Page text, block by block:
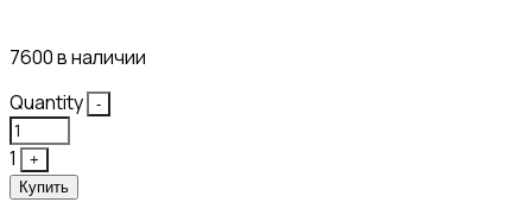
7600 в наличии
Quantity
-
1
+
Купить